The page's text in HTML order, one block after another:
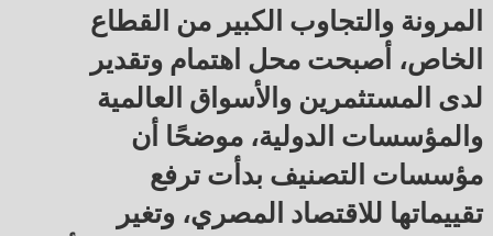
المرونة والتجاوب الكبير من القطاع
الخاص، أصبحت محل اهتمام وتقدير
لدى المستثمرين والأسواق العالمية
والمؤسسات الدولية، موضحًا أن
مؤسسات التصنيف بدأت ترفع
تقييماتها للاقتصاد المصري، وتغير